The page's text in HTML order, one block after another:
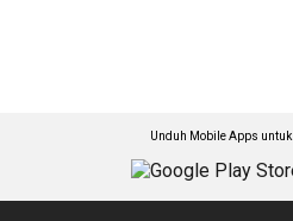
Unduh Mobile Apps